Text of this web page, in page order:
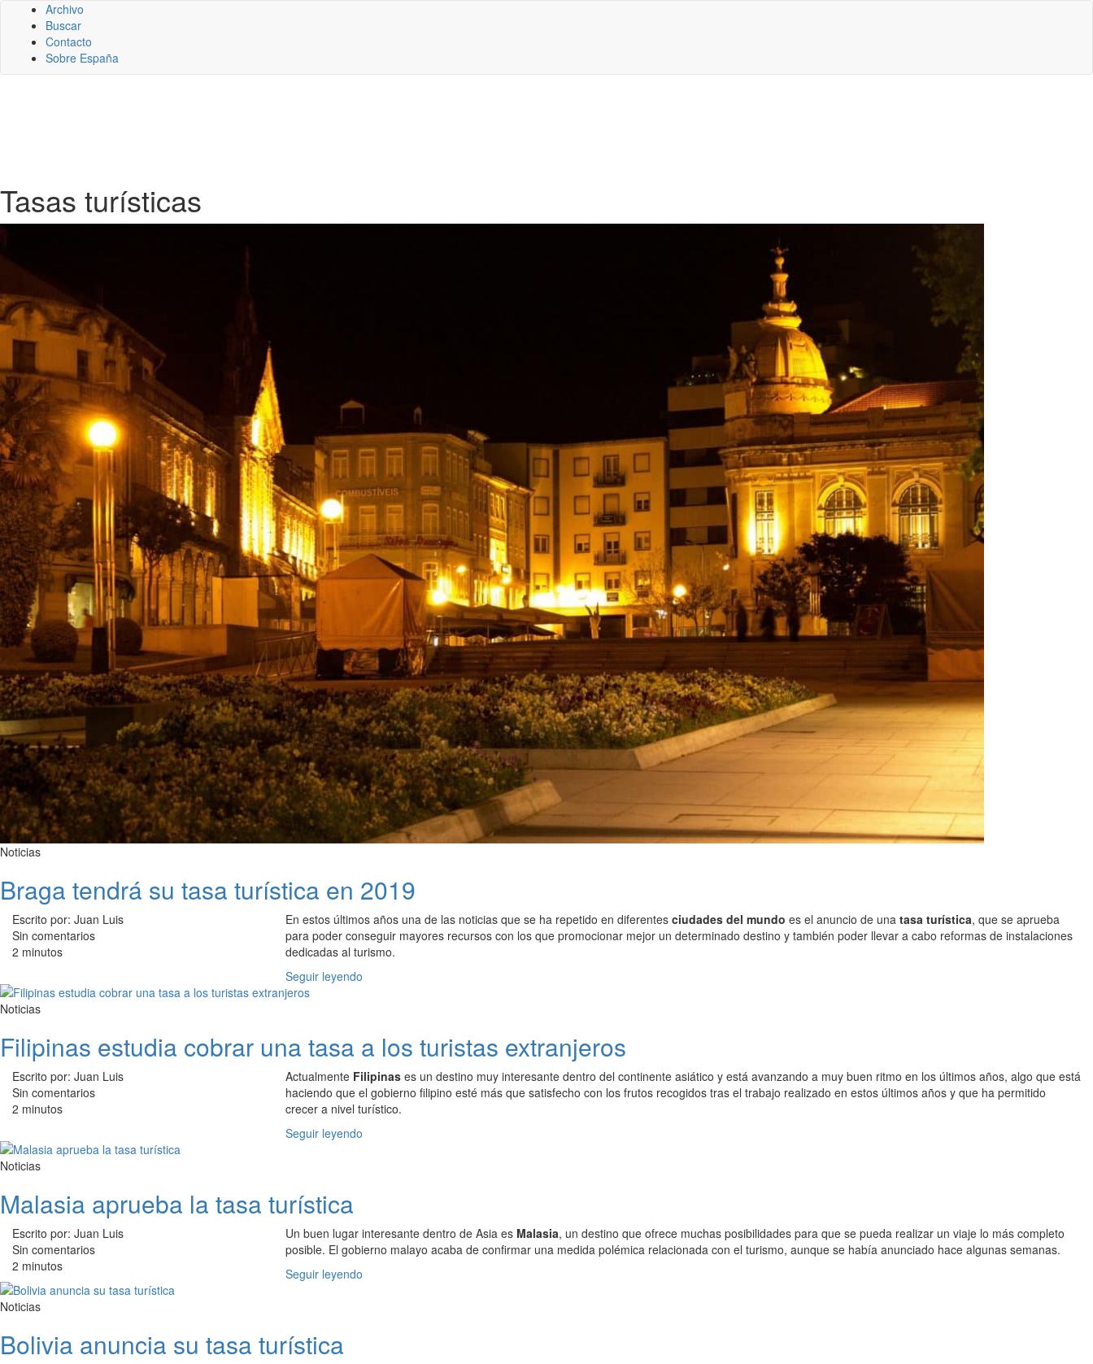
Archivo
Buscar
Contacto
Sobre España
Tasas turísticas
Noticias
Braga tendrá su tasa turística en 2019
Escrito por: Juan Luis
Sin comentarios
2 minutos
En estos últimos años una de las noticias que se ha repetido en diferentes ciudades del mundo es el anuncio de una tasa turística, que se aprueba
para poder conseguir mayores recursos con los que promocionar mejor un determinado destino y también poder llevar a cabo reformas de instalaciones
dedicadas al turismo.
Seguir leyendo
Noticias
Filipinas estudia cobrar una tasa a los turistas extranjeros
Escrito por: Juan Luis
Sin comentarios
2 minutos
Actualmente Filipinas es un destino muy interesante dentro del continente asiático y está avanzando a muy buen ritmo en los últimos años, algo que está
haciendo que el gobierno filipino esté más que satisfecho con los frutos recogidos tras el trabajo realizado en estos últimos años y que ha permitido
crecer a nivel turístico.
Seguir leyendo
Noticias
Malasia aprueba la tasa turística
Escrito por: Juan Luis
Sin comentarios
2 minutos
Un buen lugar interesante dentro de Asia es Malasia, un destino que ofrece muchas posibilidades para que se pueda realizar un viaje lo más completo
posible. El gobierno malayo acaba de confirmar una medida polémica relacionada con el turismo, aunque se había anunciado hace algunas semanas.
Seguir leyendo
Noticias
Bolivia anuncia su tasa turística